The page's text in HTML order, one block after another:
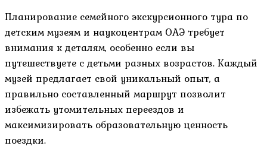
Планирование семейного экскурсионного тура по
детским музеям и наукоцентрам ОАЭ требует
внимания к деталям, особенно если вы
путешествуете с детьми разных возрастов. Каждый
музей предлагает свой уникальный опыт, а
правильно составленный маршрут позволит
избежать утомительных переездов и
максимизировать образовательную ценность
поездки.